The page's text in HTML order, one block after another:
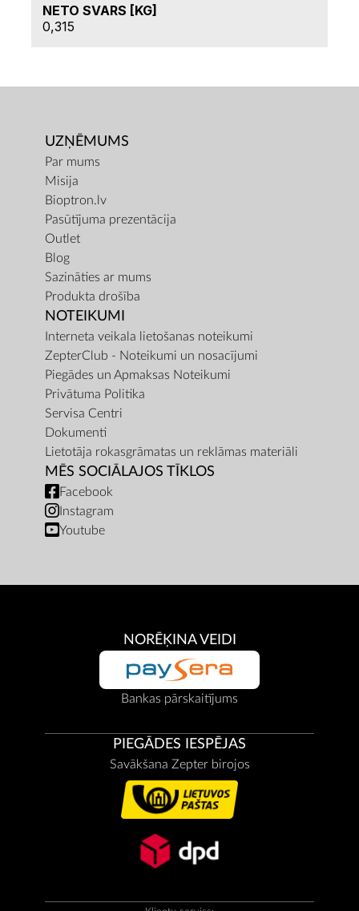
NETO SVARS [KG]
0,315
UZŅĒMUMS
Par mums
Misija
Bioptron.lv
Pasūtījuma prezentācija
Outlet
Blog
Sazināties ar mums
Produkta drošība
NOTEIKUMI
Interneta veikala lietošanas noteikumi
ZepterClub - Noteikumi un nosacījumi
Piegādes un Apmaksas Noteikumi
Privātuma Politika
Servisa Centri
Dokumenti
Lietotāja rokasgrāmatas un reklāmas materiāli
MĒS SOCIĀLAJOS TĪKLOS
Facebook
Instagram
Youtube
NORĒĶINA VEIDI
Bankas pārskaitījums
PIEGĀDES IESPĒJAS
Savākšana Zepter birojos